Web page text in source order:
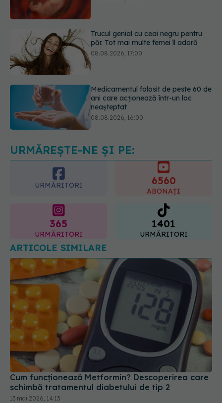
păr. Tot mai multe femei îl adoră
Medicamentul folosit de peste 60 de
ani care acționează într-un loc
Transpirații nocturne: semnul ignorat
care poate ascunde probleme
serioase de sănătate
URMĂREȘTE-NE ȘI PE:
URMĂRITORI 6560
ABONAȚI
365
URMĂRITORI
1401
URMĂRITORI
ARTICOLE SIMILARE
Cum funcționează Metformin? Descoperirea care
schimbă tratamentul diabetului de tip 2
13 mai 2026, 14:13